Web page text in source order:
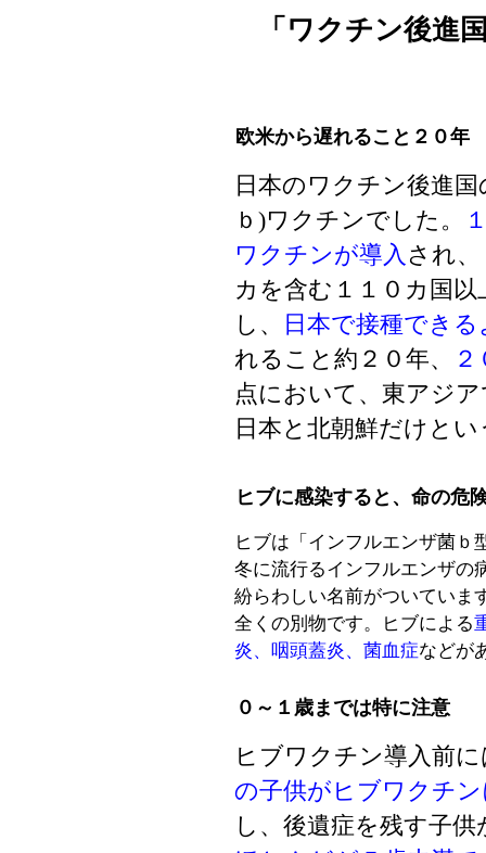
「ワクチン後
欧米から遅れること２０年
日本のワクチン後進
ｂ)ワクチンでした。
ワクチンが導入 され
カを含む１１０カ国
し、
日本で接種でき
れること約２０年、
点において、東アジ
日本と北朝鮮だけと
ヒブに感染すると、命の危
ヒブは「インフルエンザ菌ｂ
冬に流行るインフルエンザの
紛らわしい名前がついていま
全くの別物です。ヒブによる
炎、咽頭蓋炎、菌血症などが
０～１歳までは特に注意
ヒブワクチン導入前
の子供がヒブワクチ
し、後遺症を残す子